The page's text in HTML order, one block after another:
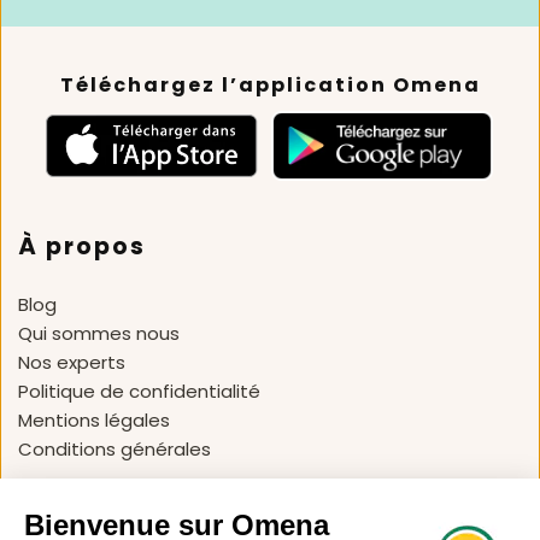
Téléchargez l’application Omena
À propos
Blog
Qui sommes nous
Nos experts
Politique de confidentialité
Mentions légales
Conditions générales
Nous contacter